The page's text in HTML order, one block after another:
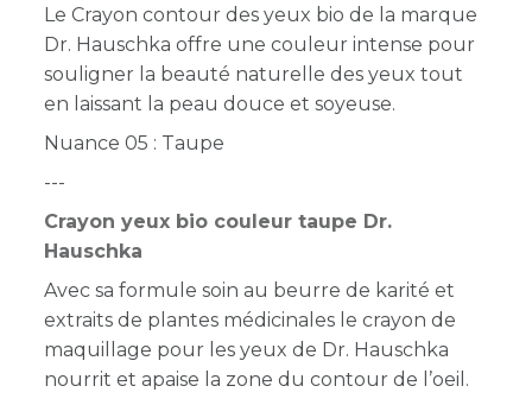
Le Crayon contour des yeux bio de la marque
Dr. Hauschka offre une couleur intense pour
souligner la beauté naturelle des yeux tout
en laissant la peau douce et soyeuse.
Nuance 05 : Taupe
---
Crayon yeux bio couleur taupe Dr.
Hauschka
Avec sa formule soin au beurre de karité et
extraits de plantes médicinales le crayon de
maquillage pour les yeux de Dr. Hauschka
nourrit et apaise la zone du contour de l’oeil.